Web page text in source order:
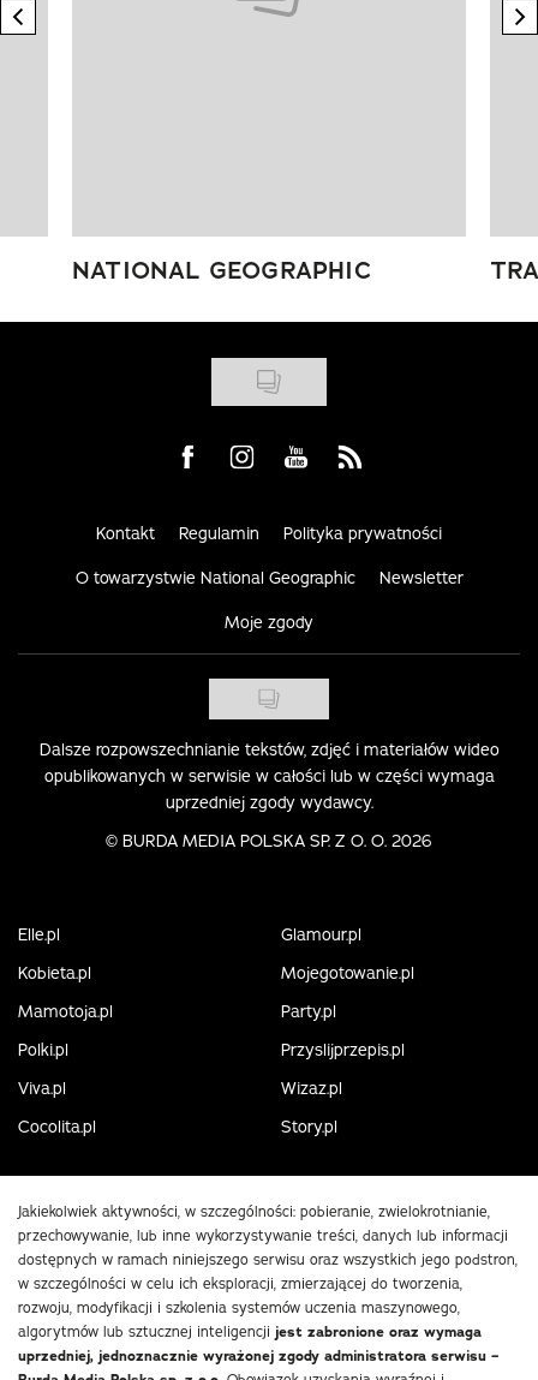
previous element
NATIONAL GEOGRAPHIC
Visit us on Facebook
Visit us on Instagram
Visit us on Youtube
Visit us on Rss
Kontakt Regulamin Polityka prywatności
O towarzystwie National Geographic Newsletter
Moje zgody
Dalsze rozpowszechnianie tekstów, zdjęć i materiałów wideo
opublikowanych w serwisie w całości lub w części wymaga
uprzedniej zgody wydawcy.
© BURDA MEDIA POLSKA SP. Z O. O. 2026
Elle.pl
Glamour.pl
Kobieta.pl
Mojegotowanie.pl
Mamotoja.pl
Party.pl
Polki.pl
Przyslijprzepis.pl
Viva.pl
Wizaz.pl
Cocolita.pl
Story.pl
Jakiekolwiek aktywności, w szczególności: pobieranie, zwielokrotnianie,
przechowywanie, lub inne wykorzystywanie treści, danych lub informacji
dostępnych w ramach niniejszego serwisu oraz wszystkich jego podstron,
w szczególności w celu ich eksploracji, zmierzającej do tworzenia,
rozwoju, modyfikacji i szkolenia systemów uczenia maszynowego,
algorytmów lub sztucznej inteligencji jest zabronione oraz wymaga
uprzedniej, jednoznacznie wyrażonej zgody administratora serwisu –